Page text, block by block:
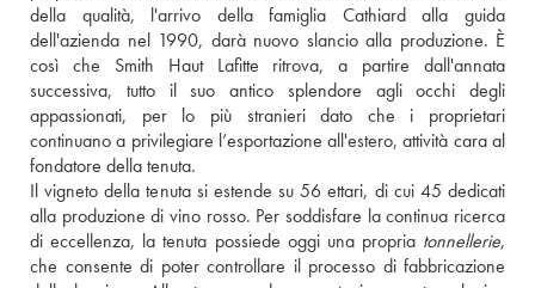
della qualità, l'arrivo della famiglia Cathiard alla guida
dell'azienda nel 1990, darà nuovo slancio alla produzione. È
così che Smith Haut Lafitte ritrova, a partire dall'annata
successiva, tutto il suo antico splendore agli occhi degli
appassionati, per lo più stranieri dato che i proprietari
continuano a privilegiare l’esportazione all'estero, attività cara al
fondatore della tenuta.
Il vigneto della tenuta si estende su 56 ettari, di cui 45 dedicati
alla produzione di vino rosso. Per soddisfare la continua ricerca
di eccellenza, la tenuta possiede oggi una propria tonnellerie,
che consente di poter controllare il processo di fabbricazione